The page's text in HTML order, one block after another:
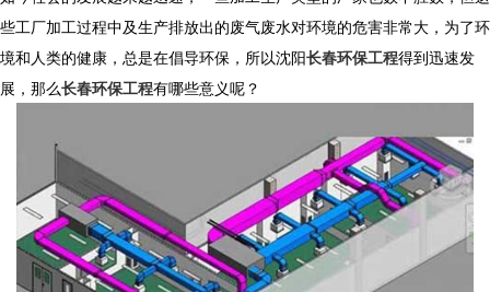
些工厂加工过程中及生产排放出的废气废水对环境的危害非常大，为了环
境和人类的健康，总是在倡导环保，所以沈阳长春环保工程得到迅速发
展，那么长春环保工程有哪些意义呢？